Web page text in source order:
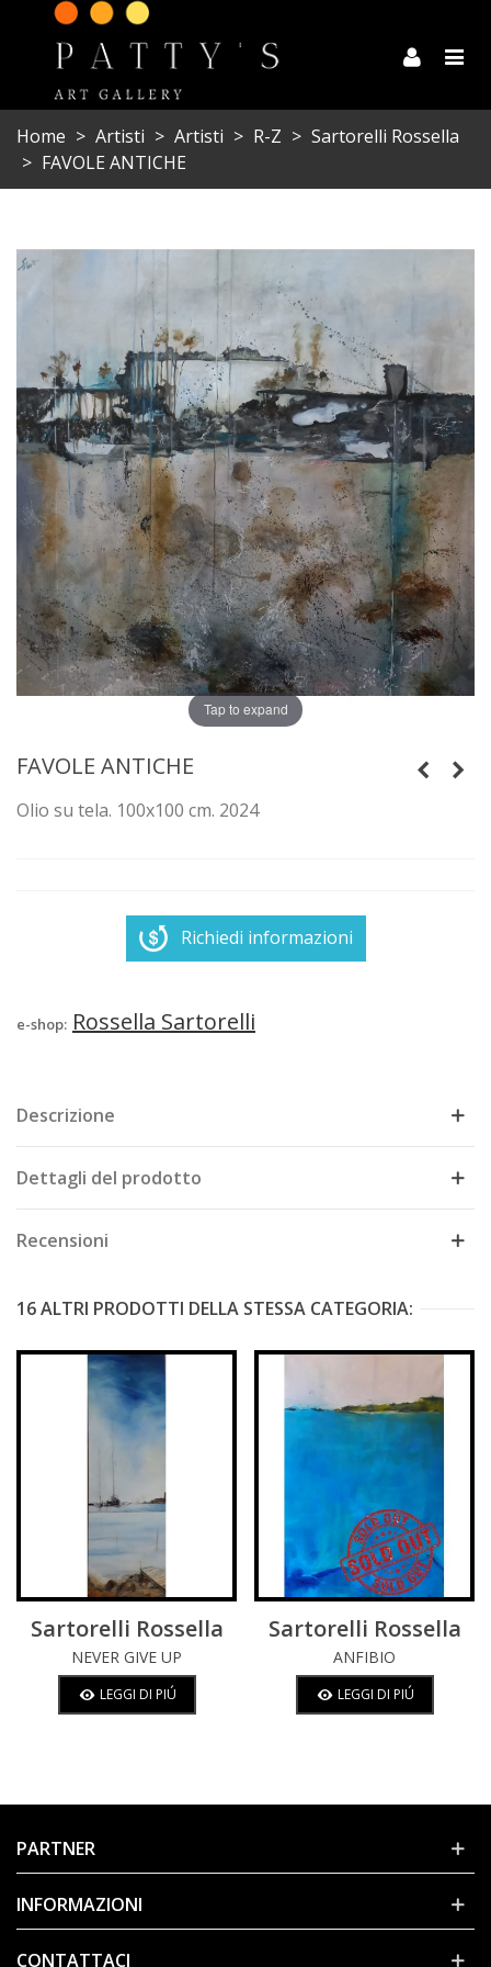
Home > Artisti > Artisti > R-Z > Sartorelli Rossella
> FAVOLE ANTICHE
Tap to expand
FAVOLE ANTICHE
Olio su tela. 100x100 cm. 2024
Richiedi informazioni
e-shop: Rossella Sartorelli
Descrizione
Dettagli del prodotto
Recensioni
16 ALTRI PRODOTTI DELLA STESSA CATEGORIA:
Sartorelli Rossella
NEVER GIVE UP
LEGGI DI PIÚ
Sartorelli Rossella
ANFIBIO
LEGGI DI PIÚ
PARTNER
INFORMAZIONI
CONTATTACI